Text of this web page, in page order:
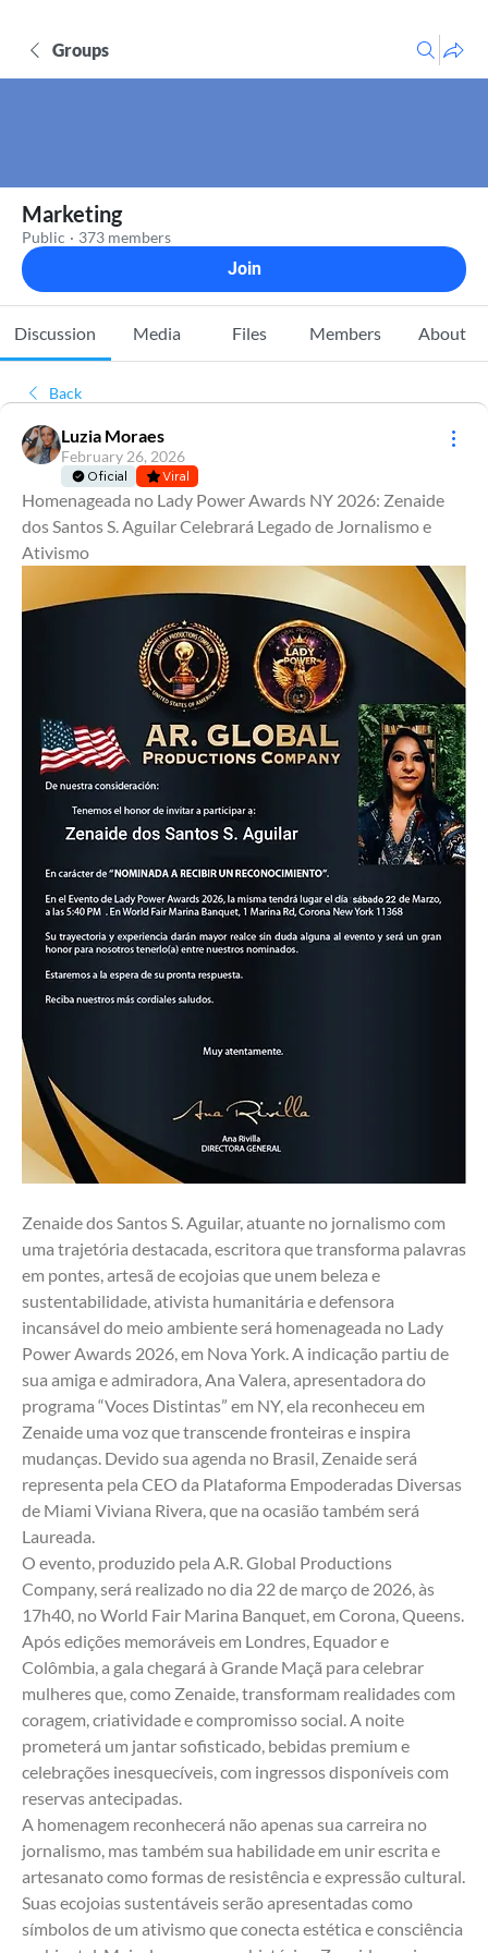
Groups
Marketing
Public · 373 members
Join
Discussion Media Files Members About
Back
Luzia Moraes
February 26, 2026
Oficial Viral
Homenageada no Lady Power Awards NY 2026: Zenaide
dos Santos S. Aguilar Celebrará Legado de Jornalismo e
Ativismo
Zenaide dos Santos S. Aguilar, atuante no jornalismo com
uma trajetória destacada, escritora que transforma palavras
em pontes, artesã de ecojoias que unem beleza e
sustentabilidade, ativista humanitária e defensora
incansável do meio ambiente será homenageada no Lady
Power Awards 2026, em Nova York. A indicação partiu de
sua amiga e admiradora, Ana Valera, apresentadora do
programa “Voces Distintas” em NY, ela reconheceu em
Zenaide uma voz que transcende fronteiras e inspira
mudanças. Devido sua agenda no Brasil, Zenaide será
representa pela CEO da Plataforma Empoderadas Diversas
de Miami Viviana Rivera, que na ocasião também será
Laureada.
O evento, produzido pela A.R. Global Productions
Company, será realizado no dia 22 de março de 2026, às
17h40, no World Fair Marina Banquet, em Corona, Queens.
Após edições memoráveis em Londres, Equador e
Colômbia, a gala chegará à Grande Maçã para celebrar
mulheres que, como Zenaide, transformam realidades com
coragem, criatividade e compromisso social. A noite
prometerá um jantar sofisticado, bebidas premium e
celebrações inesquecíveis, com ingressos disponíveis com
reservas antecipadas.
A homenagem reconhecerá não apenas sua carreira no
jornalismo, mas também sua habilidade em unir escrita e
artesanato como formas de resistência e expressão cultural.
Suas ecojoias sustentáveis serão apresentadas como
símbolos de um ativismo que conecta estética e consciência